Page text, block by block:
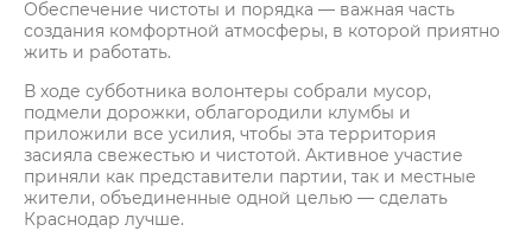
Обеспечение чистоты и порядка — важная часть
создания комфортной атмосферы, в которой приятно
жить и работать.
В ходе субботника волонтеры собрали мусор,
подмели дорожки, облагородили клумбы и
приложили все усилия, чтобы эта территория
засияла свежестью и чистотой. Активное участие
приняли как представители партии, так и местные
жители, объединенные одной целью — сделать
Краснодар лучше.